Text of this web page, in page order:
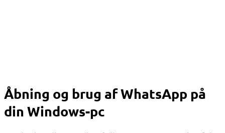
Åbning og brug af WhatsApp på
din Windows-pc